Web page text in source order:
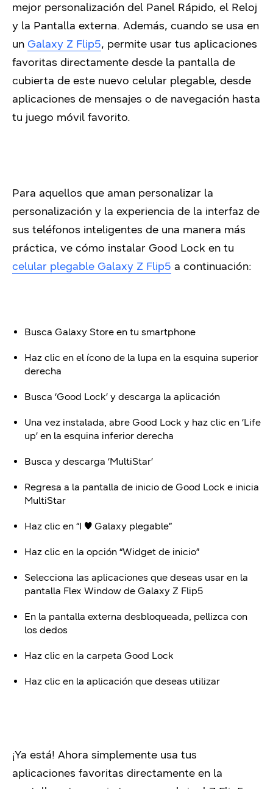
mejor personalización del Panel Rápido, el Reloj
y la Pantalla externa. Además, cuando se usa en
un Galaxy Z Flip5, permite usar tus aplicaciones
favoritas directamente desde la pantalla de
cubierta de este nuevo celular plegable, desde
aplicaciones de mensajes o de navegación hasta
tu juego móvil favorito.
Para aquellos que aman personalizar la
personalización y la experiencia de la interfaz de
sus teléfonos inteligentes de una manera más
práctica, ve cómo instalar Good Lock en tu
celular plegable Galaxy Z Flip5 a continuación:
Busca Galaxy Store en tu smartphone
Haz clic en el ícono de la lupa en la esquina superior
derecha
Busca ‘Good Lock’ y descarga la aplicación
Una vez instalada, abre Good Lock y haz clic en ‘Life
up’ en la esquina inferior derecha
Busca y descarga ‘MultiStar’
Regresa a la pantalla de inicio de Good Lock e inicia
MultiStar
Haz clic en “I ♥ Galaxy plegable”
Haz clic en la opción “Widget de inicio”
Selecciona las aplicaciones que deseas usar en la
pantalla Flex Window de Galaxy Z Flip5
En la pantalla externa desbloqueada, pellizca con
los dedos
Haz clic en la carpeta Good Lock
Haz clic en la aplicación que deseas utilizar
¡Ya está! Ahora simplemente usa tus
aplicaciones favoritas directamente en la